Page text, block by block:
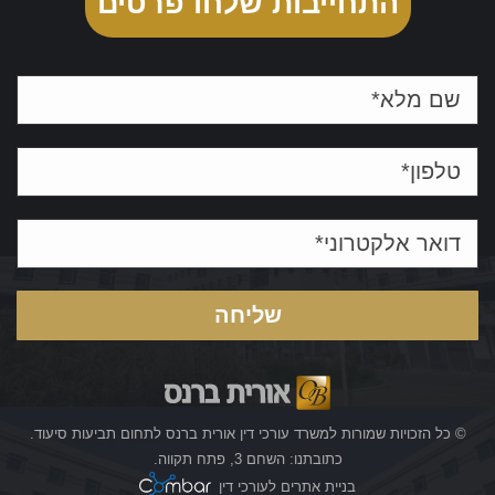
© כל הזכויות שמורות למשרד עורכי דין אורית ברנס לתחום תביעות סיעוד.
כתובתנו: השחם 3, פתח תקווה.
בניית אתרים לעורכי דין